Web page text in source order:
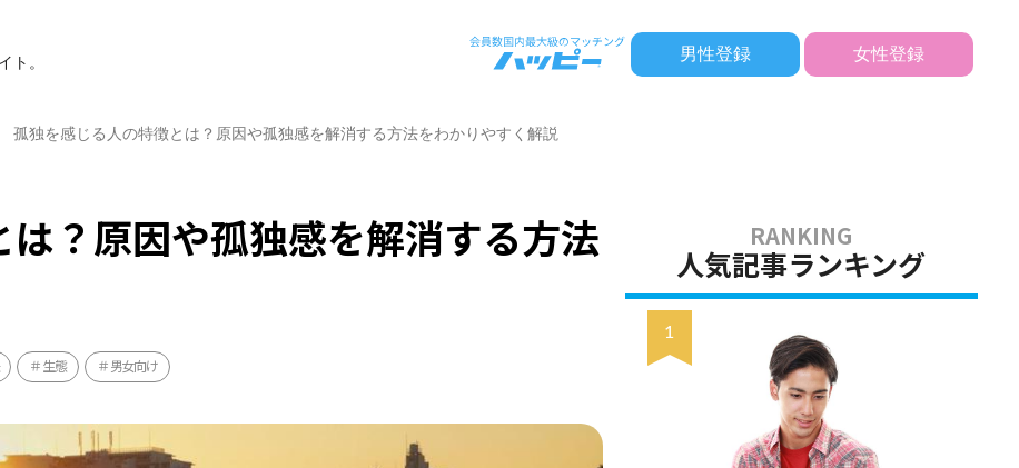
ト。
男性登録 女性登録
孤独を感じる人の特徴とは？原因や孤独感を解消する方法をわかりやすく解説
？原因や孤独感を解消する方法
生態 男女向け
人気記事ランキング